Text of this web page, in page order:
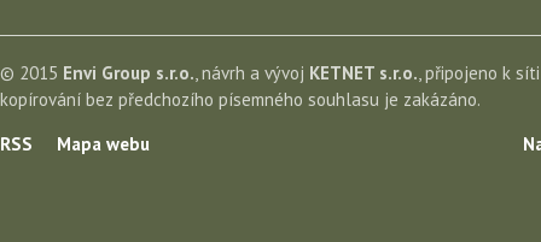
© 2015 Envi Group s.r.o., návrh a vývoj KETNET s.r.o., připojeno k
kopírování bez předchozího písemného souhlasu je zakázáno.
RSS
Mapa webu